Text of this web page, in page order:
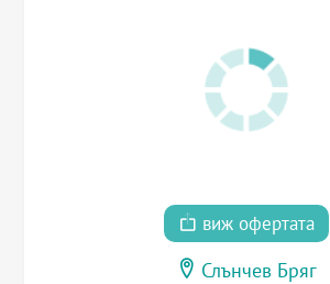
виж офертата
Слънчев Бряг